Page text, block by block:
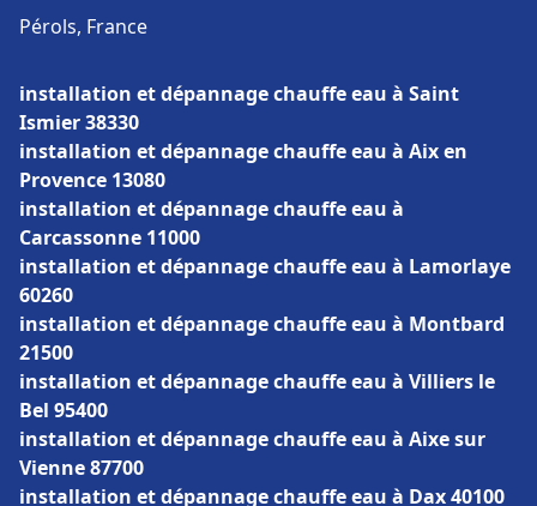
Pérols, France
installation et dépannage chauffe eau à Saint
Ismier 38330
installation et dépannage chauffe eau à Aix en
Provence 13080
installation et dépannage chauffe eau à
Carcassonne 11000
installation et dépannage chauffe eau à Lamorlaye
60260
installation et dépannage chauffe eau à Montbard
21500
installation et dépannage chauffe eau à Villiers le
Bel 95400
installation et dépannage chauffe eau à Aixe sur
Vienne 87700
installation et dépannage chauffe eau à Dax 40100